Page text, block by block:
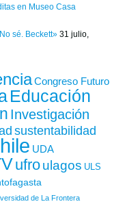
en Museo Casa
sé. Beckett» 31 julio,
Congreso Futuro
Educación
Investigación
sustentabilidad
UDA
ufroulagos ULS
de La Frontera